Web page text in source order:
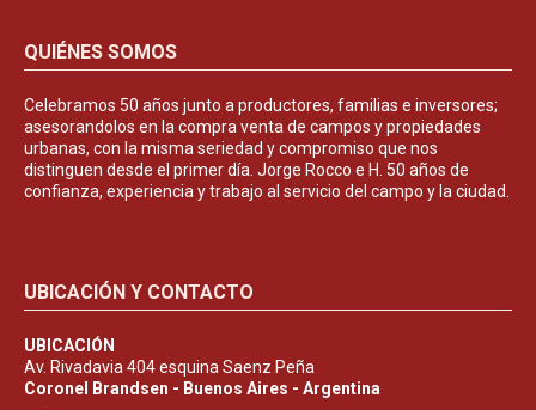
QUIÉNES SOMOS
Celebramos 50 años junto a productores, familias e inversores;
asesorandolos en la compra venta de campos y propiedades
urbanas, con la misma seriedad y compromiso que nos
distinguen desde el primer día. Jorge Rocco e H. 50 años de
confianza, experiencia y trabajo al servicio del campo y la ciudad.
UBICACIÓN Y CONTACTO
UBICACIÓN
Av. Rivadavia 404 esquina Saenz Peña
Coronel Brandsen - Buenos Aires - Argentina